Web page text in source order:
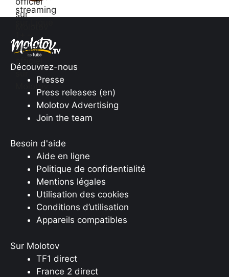
Découvrez-nous
Presse
Press releases (en)
Molotov Advertising
Join the team
Besoin d'aide
Aide en ligne
Politique de confidentialité
Mentions légales
Utilisation des cookies
Conditions d’utilisation
Appareils compatibles
Sur Molotov
TF1 direct
France 2 direct